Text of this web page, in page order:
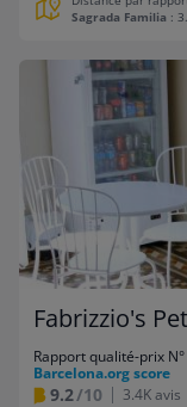
Sagrada Familia :
Fabrizzio's
Rapport qualité-prix
Barcelona.org score
9.2/10 3.4K avis